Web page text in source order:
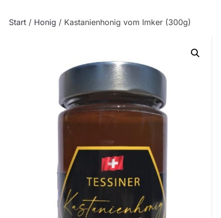
Start/ Honig / Kastanienhonig vom Imker (300g)